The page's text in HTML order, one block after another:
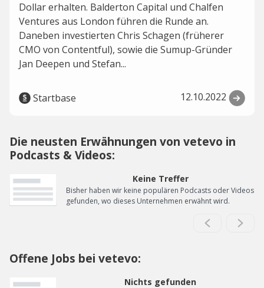
Dollar erhalten. Balderton Capital und Chalfen
Ventures aus London führen die Runde an.
Daneben investierten Chris Schagen (früherer
CMO von Contentful), sowie die Sumup-Gründer
Jan Deepen und Stefan...
Startbase 12.10.2022
Die neusten Erwähnungen von vetevo in
Podcasts & Videos:
Keine Treffer
Bisher haben wir keine populären Podcasts oder Videos
gefunden, wo dieses Unternehmen erwähnt wird.
Offene Jobs bei vetevo:
Nichts gefunden